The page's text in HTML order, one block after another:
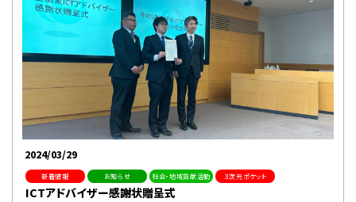
2024/03/29
新着情報 お知らせ 社会・地域貢献活動 ３次元ポケット
ICTアドバイザー感謝状贈呈式